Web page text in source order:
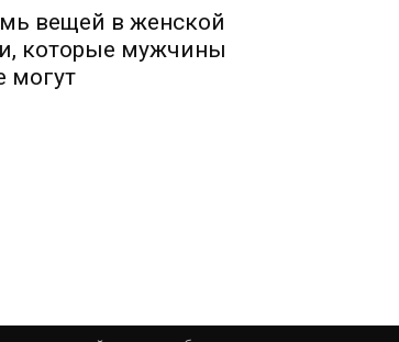
вещей в женской
которые мужчины
могут